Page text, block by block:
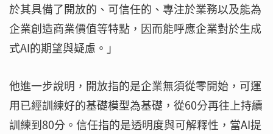
於其具備了開放的、可信任的、專注於業務以及能為
企業創造商業價值等特點，因而能呼應企業對於生成
式AI的期望與疑慮。」
他進一步說明，開放指的是企業無須從零開始，可運
用已經訓練好的基礎模型為基礎，從60分再往上持續
訓練到80分。信任指的是透明度與可解釋性，當AI提